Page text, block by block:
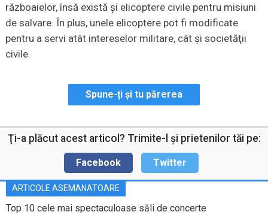
războaielor, însă există şi elicoptere civile pentru misiuni
de salvare. În plus, unele elicoptere pot fi modificate
pentru a servi atât intereselor militare, cât şi societăţii
civile.
Spune-ți și tu părerea
Ţi-a plăcut acest articol? Trimite-l şi prietenilor tăi pe:
Facebook Twitter
ARTICOLE ASEMANATOARE
Top 10 cele mai spectaculoase săli de concerte